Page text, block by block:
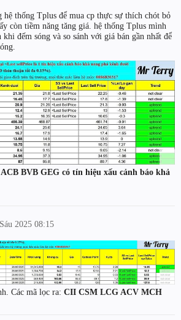
hệ thống Tplus để mua cp thực sự thích chót bỏ
còn tiềm năng tăng giá. hệ thống Tplus mình
đếm sóng và so sánh với giá bán gần nhất để
BVB GEG có tín hiệu xấu cảnh báo khả
2025 08:15
Các mã lọc ra: CII CSM LCG ACV MCH